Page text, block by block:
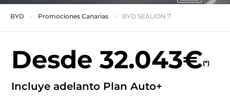
BYD Promociones Canarias BYD SEALION 7
Desde 32.043€(*)
Incluye adelanto Plan Auto+